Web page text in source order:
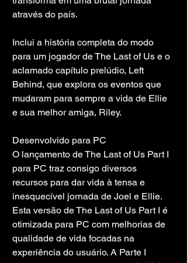
através do país.
Inclui a história completa do modo
para um jogador de The Last of Us e o
aclamado capítulo prelúdio, Left
Behind, que explora os eventos que
mudaram para sempre a vida de Ellie
e sua melhor amiga, Riley.
Desenvolvido para PC
O lançamento de The Last of Us Part I
para PC traz consigo diversos
recursos para dar vida à tensa e
inesquecível jornada de Joel e Ellie.
Esta versão de The Last of Us Part I é
otimizada para PC com melhorias de
qualidade de vida focadas na
experiência do usuário. A Parte I